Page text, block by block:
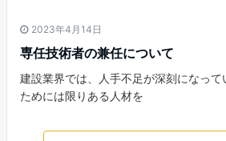
2023年4月14日
専任技術者の兼任について
建設業界では、人手不足が深刻になって
ためには限りある人材を